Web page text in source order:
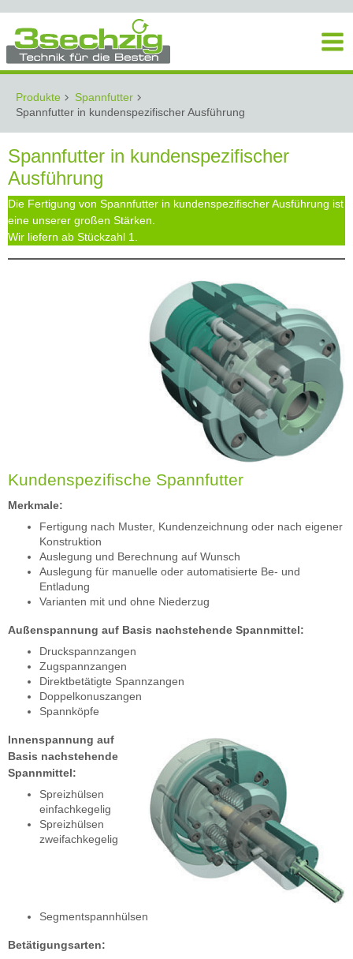
Produkte
Spannfutter
Spannfutter in kundenspezifischer Ausführung
Spannfutter in kundenspezifischer
Ausführung
Die Fertigung von Spannfutter in kundenspezifischer Ausführung ist
eine unserer großen Stärken.
Wir liefern ab Stückzahl 1.
Kundenspezifische Spannfutter
Merkmale:
Fertigung nach Muster, Kundenzeichnung oder nach eigener
Konstruktion
Auslegung und Berechnung auf Wunsch
Auslegung für manuelle oder automatisierte Be- und
Entladung
Varianten mit und ohne Niederzug
Außenspannung auf Basis nachstehende Spannmittel:
Druckspannzangen
Zugspannzangen
Direktbetätigte Spannzangen
Doppelkonuszangen
Spannköpfe
Innenspannung auf
Basis nachstehende
Spannmittel:
Spreizhülsen
einfachkegelig
Spreizhülsen
zweifachkegelig
Segmentspannhülsen
Betätigungsarten: